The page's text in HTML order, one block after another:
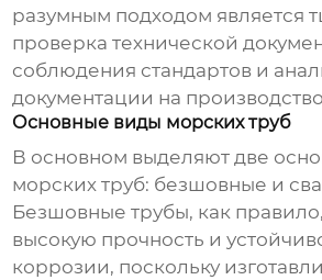
разумным подходом является
проверка технической
соблюдения стандартов и
документации на
Основные виды морских труб
В основном выделяют две
морских труб: безшовные и
Безшовные трубы, как
высокую прочность и
коррозии, поскольку